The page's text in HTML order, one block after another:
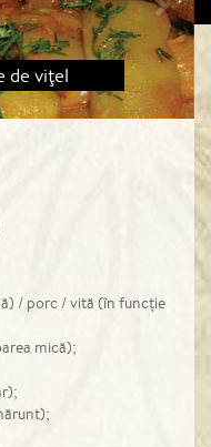
de viţel
/ porc / vită (în funcție
mică);